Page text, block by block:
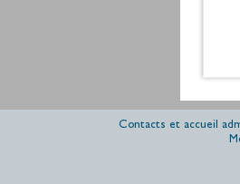
Contacts et accueil